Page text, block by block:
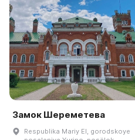
Замок Шереметева
Respublika Mariy El, gorodskoye